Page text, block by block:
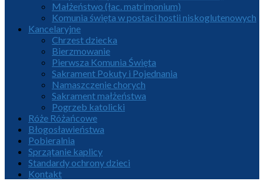
Małżeństwo (łac. matrimonium)
Komunia święta w postaci hostii niskoglutenowych
Kancelaryjne
Chrzest dziecka
Bierzmowanie
Pierwsza Komunia Święta
Sakrament Pokuty i Pojednania
Namaszczenie chorych
Sakrament małżeństwa
Pogrzeb katolicki
Róże Różańcowe
Błogosławieństwa
Pobieralnia
Sprzątanie kaplicy
Standardy ochrony dzieci
Kontakt